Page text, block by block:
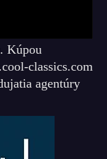
Kúpou
classics.com
agentúry